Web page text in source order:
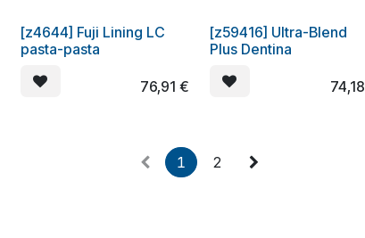
[z4644] Fuji Lining LC
pasta-pasta
76,91 €
[z59416] Ultra-Blend
Plus Dentina
74,18
1 2